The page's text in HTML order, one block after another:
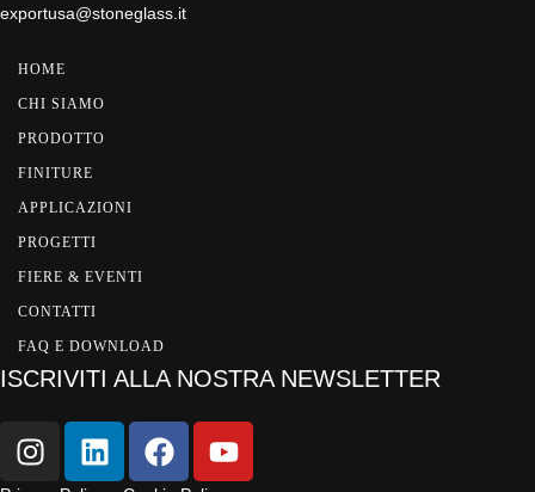
exportusa@stoneglass.it
HOME
CHI SIAMO
PRODOTTO
FINITURE
APPLICAZIONI
PROGETTI
FIERE & EVENTI
CONTATTI
FAQ E DOWNLOAD
ISCRIVITI ALLA NOSTRA NEWSLETTER